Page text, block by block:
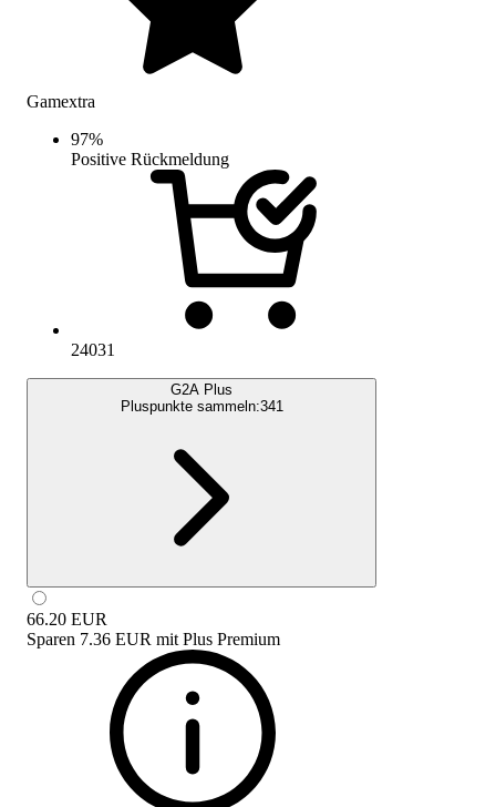
Gamextra
97%
Positive Rückmeldung
24031
G2A Plus
Pluspunkte sammeln:341
66.20 EUR
Sparen 7.36 EUR mit Plus Premium